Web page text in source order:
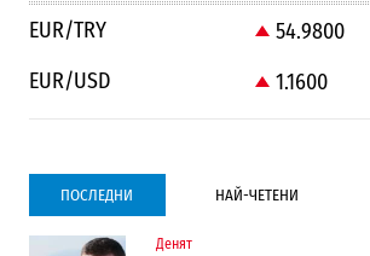
EUR/TRY 54.9800
EUR/USD
1.1600
ПОСЛЕДНИ НАЙ-ЧЕТЕНИ
Денят
Градоустройство
Компании